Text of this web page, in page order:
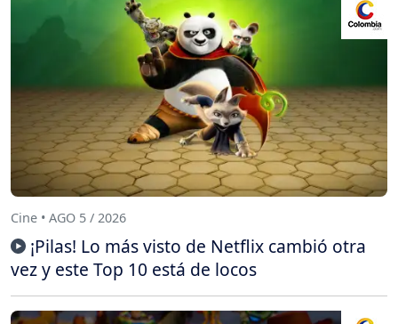
Cine • AGO 5 / 2026
¡Pilas! Lo más visto de Netflix cambió otra
vez y este Top 10 está de locos